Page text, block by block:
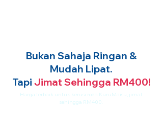
Bukan Sahaja Ringan &
Mudah Lipat.
Tapi Jimat Sehingga RM400!
Harga terbaik untuk kerusi roda KuruMaisu, jimat
sehingga RM400.